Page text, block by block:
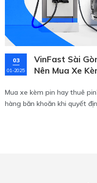
03
01-2025
VinFast Sài
Nên Mua Xe
Mua xe kèm pin hay thuê
hàng băn khoăn khi quyết